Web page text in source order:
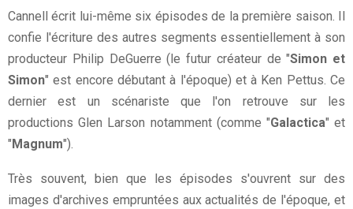
Cannell écrit lui-même six épisodes de la première saison. Il
confie l'écriture des autres segments essentiellement à son
producteur Philip DeGuerre (le futur créateur de "Simon et
Simon" est encore débutant à l'époque) et à Ken Pettus. Ce
dernier est un scénariste que l'on retrouve sur les
productions Glen Larson notamment (comme "Galactica" et
" Magnum").
Très souvent, bien que les épisodes s'ouvrent sur des
images d'archives empruntées aux actualités de l'époque, et